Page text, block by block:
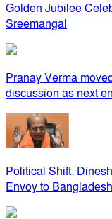
Golden Jubilee
Sreemangal
Pranay Verma
discussion as next
Political Shift:
Envoy to Bangladesh